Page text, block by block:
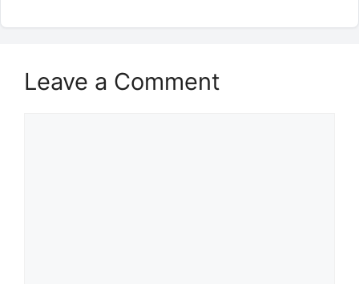
Leave a Comment